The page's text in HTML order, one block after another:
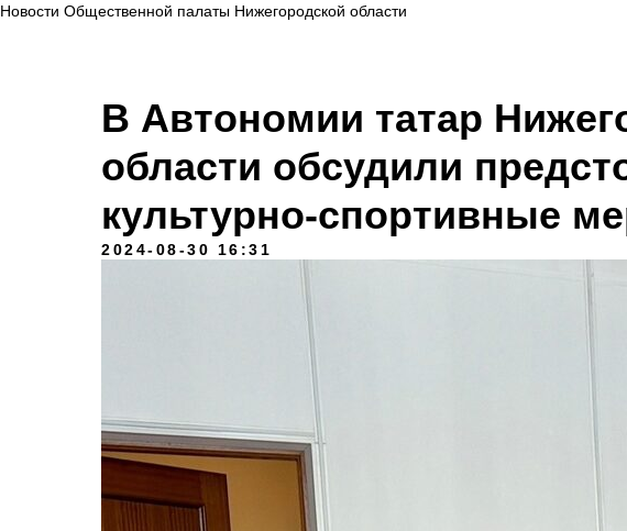
Новости Общественной палаты Нижегородской области
В Автономии татар
области обсудили
культурно-спортивные
2024-08-30 16:31